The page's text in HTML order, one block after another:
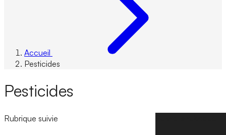
Accueil
Pesticides
Pesticides
Rubrique suivie